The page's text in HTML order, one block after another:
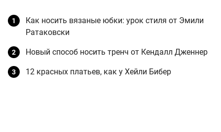
Как носить вязаные юбки: урок стиля от Эмили
Ратаковски
Новый способ носить тренч от Кендалл Дженнер
12 красных платьев, как у Хейли Бибер